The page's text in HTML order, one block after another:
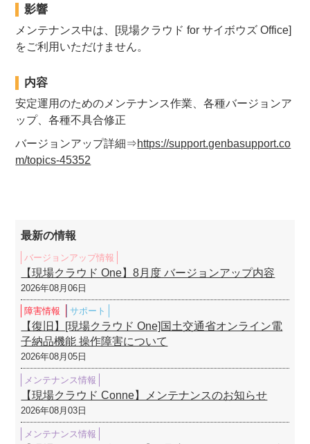
影響
メンテナンス中は、[現場クラウド for サイボウズ Office]
をご利用いただけません。
内容
安定運用のためのメンテナンス作業、各種バージョンア
ップ、各種不具合修正
バージョンアップ詳細⇒https://support.genbasupport.co
m/topics-45352
最新の情報
バージョンアップ情報
【現場クラウド One】8月度 バージョンアップ内容
2026年08月06日
障害情報 サポート
【復旧】[現場クラウド One]国土交通省オンライン電
子納品機能 操作障害について
2026年08月05日
メンテナンス情報
【現場クラウド Conne】メンテナンスのお知らせ
2026年08月03日
メンテナンス情報